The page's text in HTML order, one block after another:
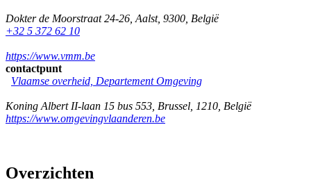
Dokter de Moorstraat 24-26 Aalst, 9300 België
+32 5 372 62 10
https://www.vmm.be
contactpunt
Vlaamse overheid, Departement Omgeving
Koning Albert II-laan 15 bus 553 Brussel 1210 België
https://www.omgevingvlaanderen.be
Overzichten